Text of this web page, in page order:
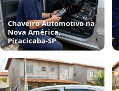
Chaveiro Automotivo na
Nova América,
Piracicaba‑SP